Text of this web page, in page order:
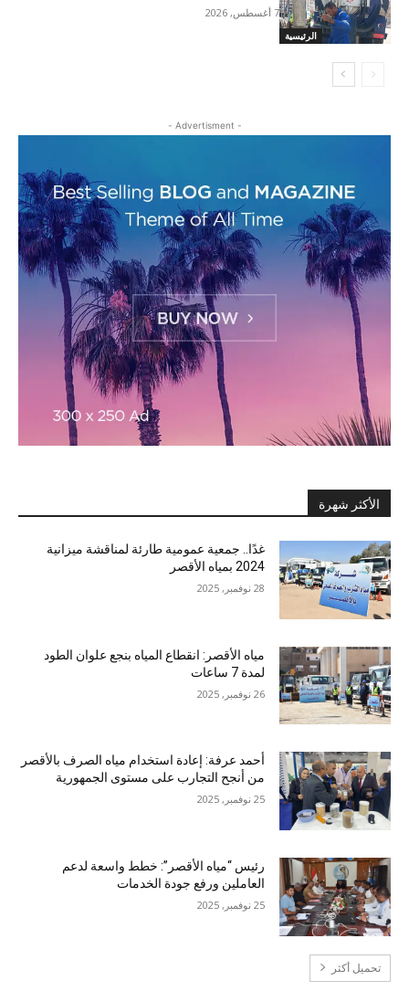
الرئيسية
7 أغسطس, 2026
- Advertisment -
الأكثر شهرة
غدًا.. جمعية عمومية طارئة لمناقشة ميزانية
2024 بمياه الأقصر
28 نوفمبر, 2025
مياه الأقصر: انقطاع المياه بنجع علوان الطود
لمدة 7 ساعات
26 نوفمبر, 2025
أحمد عرفة: إعادة استخدام مياه الصرف بالأقصر
من أنجح التجارب على مستوى الجمهورية
25 نوفمبر, 2025
رئيس “مياه الأقصر”: خطط واسعة لدعم
العاملين ورفع جودة الخدمات
25 نوفمبر, 2025
تحميل أكثر